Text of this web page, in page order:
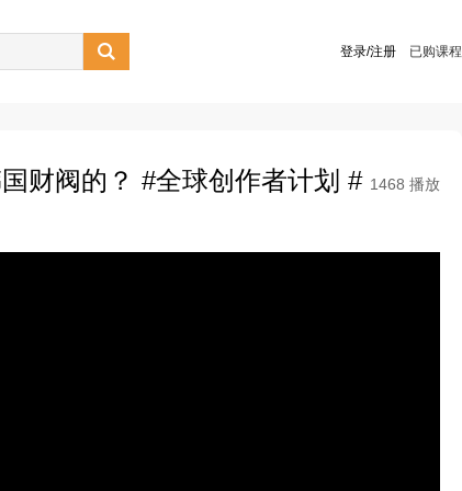
 登录/注册 已购课程
财阀的？ #全球创作者计划 # 1468 播放